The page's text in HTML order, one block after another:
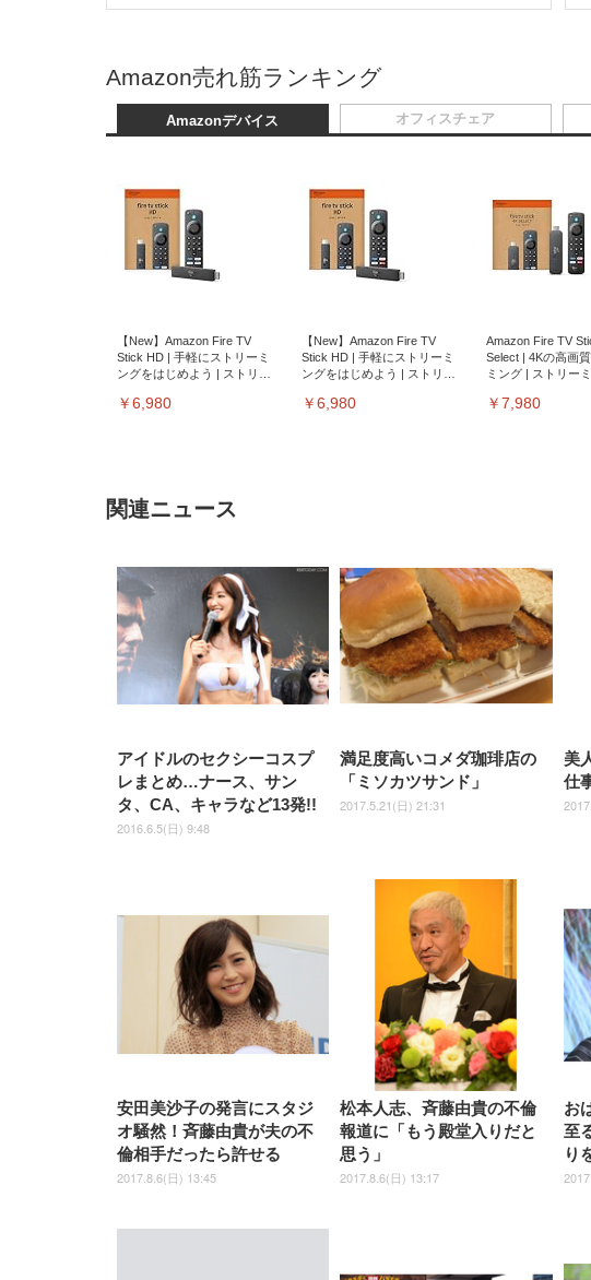
Amazon売れ筋ランキング
Amazonデバイス
【New】Amazon Fire TV
Stick HD | 手軽にストリーミ
ングをはじめよう | ストリー
￥6,980
【New】Amazon Fire TV
Stick HD | 手軽にストリーミ
ングをはじめよう | ストリー
￥6,980
Amazon Fire TV
Select | 4Kの高画
ミング | ストリー
￥7,980
オフィスチェア
[EdoErgo] オフィスチェア 椅
子 テレワーク 疲れない 跳ね
上げ式アームレスト コンパク
ト 約105度ロッキング pc 事務
ッシュ 在宅ワーク H-
WY01(黒網+黒枠+黒足)
SIHOO B100 オフィスチェア
／デスクチェア メッシュチェ
ア 人間工学 疲れない ブラッ
Sezlife オフィスチ
チェア 疲れない
チェア 強化バック
度ロッキング機能
子 腰サポート 90
式アームレスト
ト ハンガー付き 高
ョン PCチェア 通
ュ ゲーミング/勉
しゃれ パソコンチ
EIZO ビジネス向けプレミア
ムモニター | FlexScan
EV3240X-WT | 31.5型4K
UHD・USB Type-C・ホワイ
EIZO ビジネス向けプレミア
ムモニター | FlexScan
EV2740X-WT | 27.0型4K
UHD・USB Type-C・ホワイ
【純正品】27"ゲーミ
ニター DualSense 充
ク付き（CFI-ZDM1J）
Amazonベーシック ペットシ
ーツ 薄型 レギュラー 1回使い
捨て 無香料 ホワイト 300枚
Amazonベーシック ペットシ
ーツ 厚型 ワイド 42枚x2袋(84
枚) ホワイト(吸収面:ライトブ
ネオ・ルーライフ
ツ L 中型犬用 26枚
￥1,800
関連ニュース
アイドルのセクシーコスプ
レまとめ…ナース、サン
タ、CA、キャラなど13発!!
2016.6.5(日) 9:48
満足度高いコメダ珈琲店の
「ミソカツサンド」
2017.5.21(日) 21:31
美
仕
安田美沙子の発言にスタジ
オ騒然！斉藤由貴が夫の不
倫相手だったら許せる
2017.8.6(日) 13:45
松本人志、斉藤由貴の不倫
報道に「もう殿堂入りだと
思う」
2017.8.6(日) 13:17
お
至
り